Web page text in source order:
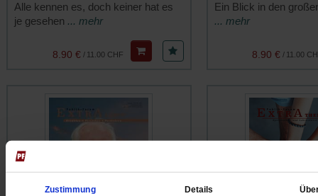
Zustimmung Details
Alle kennen es, doch keiner hat es
je gesehen ... mehr
11.00 CHF
/
8.90 €
Ein Blick in den
... mehr
11.00
/
8.90 €